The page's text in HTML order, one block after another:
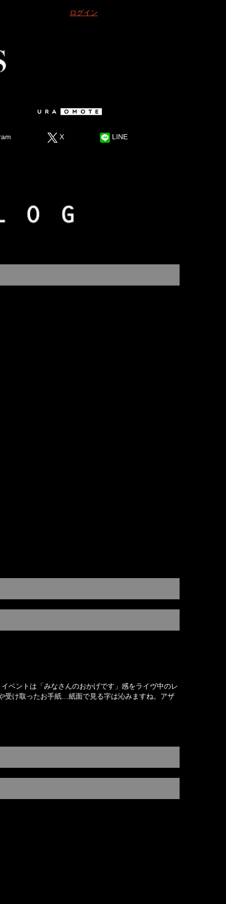
ログイン
X LINE
ベントは「みなさんのおかげです」感をライヴ中のレ
受け取ったお手紙…紙面で見る字は沁みますね。アザ